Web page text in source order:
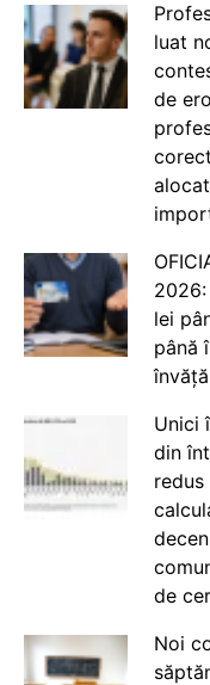
luat
de
lei
până
Unici
din
de
Noi